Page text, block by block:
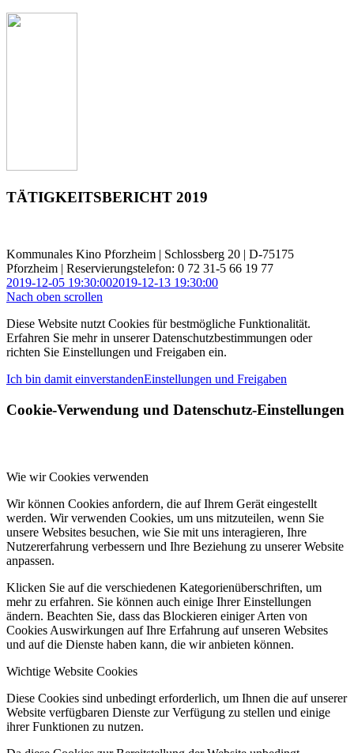
TÄTIGKEITSBERICHT 2019
Kommunales Kino Pforzheim | Schlossberg 20 | D-75175
Pforzheim | Reservierungstelefon: 0 72 31-5 66 19 77
2019-12-05 19:30:002019-12-13 19:30:00
Nach oben scrollen
Diese Website nutzt Cookies für bestmögliche Funktionalität.
Erfahren Sie mehr in unserer Datenschutzbestimmungen oder
richten Sie Einstellungen und Freigaben ein.
Ich bin damit einverstandenEinstellungen und Freigaben
Cookie-Verwendung und Datenschutz-Einstellungen
Wie wir Cookies verwenden
Wir können Cookies anfordern, die auf Ihrem Gerät eingestellt
werden. Wir verwenden Cookies, um uns mitzuteilen, wenn Sie
unsere Websites besuchen, wie Sie mit uns interagieren, Ihre
Nutzererfahrung verbessern und Ihre Beziehung zu unserer Website
anpassen.
Klicken Sie auf die verschiedenen Kategorienüberschriften, um
mehr zu erfahren. Sie können auch einige Ihrer Einstellungen
ändern. Beachten Sie, dass das Blockieren einiger Arten von
Cookies Auswirkungen auf Ihre Erfahrung auf unseren Websites
und auf die Dienste haben kann, die wir anbieten können.
Wichtige Website Cookies
Diese Cookies sind unbedingt erforderlich, um Ihnen die auf unserer
Website verfügbaren Dienste zur Verfügung zu stellen und einige
ihrer Funktionen zu nutzen.